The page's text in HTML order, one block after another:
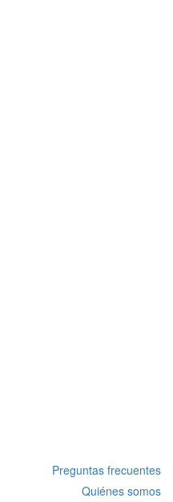
Preguntas frecuentes
Quiénes somos